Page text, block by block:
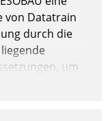
von Datatrain
durch die
um
und weitere